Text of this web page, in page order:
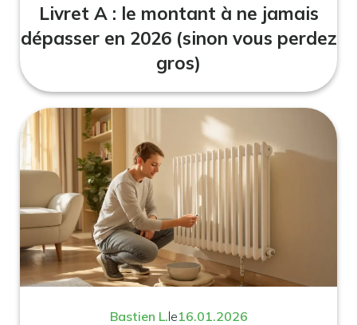
Livret A : le montant à ne jamais
dépasser en 2026 (sinon vous perdez
gros)
Bastien L.le16.01.2026